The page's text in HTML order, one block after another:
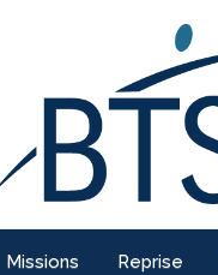
Missions Reprise